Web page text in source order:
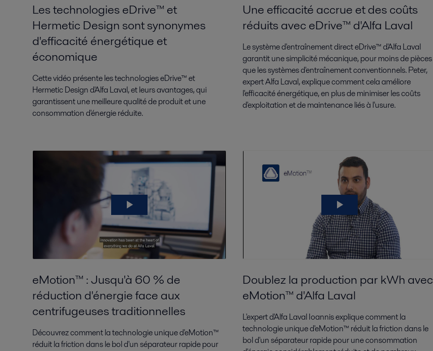
Les technologies eDrive™ et
Hermetic Design sont synonymes
d'efficacité énergétique et
économique
Cette vidéo présente les technologies eDrive™ et
Hermetic Design d'Alfa Laval, et leurs avantages, qui
garantissent une meilleure qualité de produit et une
consommation d'énergie réduite.
Une efficacité accrue et des coûts
réduits avec eDrive™ d'Alfa Laval
Le système d'entraînement direct eDrive™ d'Alfa Laval
garantit une simplicité mécanique, pour moins de pièces
que les systèmes d'entraînement conventionnels. Peter,
expert Alfa Laval, explique comment cela améliore
l'efficacité énergétique, en plus de minimiser les coûts
d'exploitation et de maintenance liés à l'usure.
eMotion™ : Jusqu'à 60 % de
réduction d'énergie face aux
centrifugeuses traditionnelles
Découvrez comment la technologie unique d'eMotion™
réduit la friction dans le bol d'un séparateur rapide pour
Doublez la production par kWh avec
eMotion™ d'Alfa Laval
L'expert d'Alfa Laval Ioannis explique comment la
technologie unique d'eMotion™ réduit la friction dans le
bol d'un séparateur rapide pour une consommation